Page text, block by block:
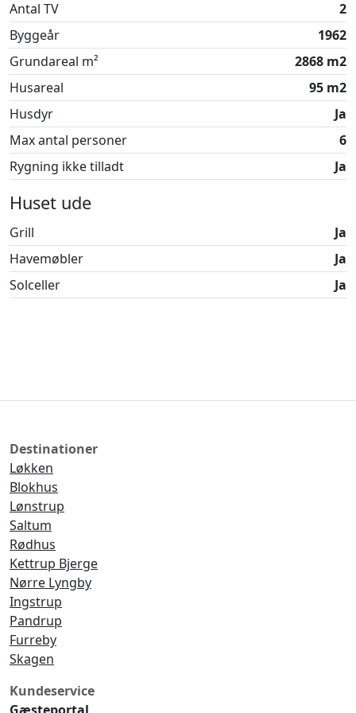
med sig.
Lej dette skønne sommerhus i dag og få selv
fornemmelsen af den skønne bolig i de dejlige
omgivelser!
Sommerhuset er røgfrit og ungdomsgrupper er ikke
tilladt.
Antal TV
2
Byggeår
1962
Grundareal m²
2868 m2
Husareal
95 m2
Husdyr
Ja
Max antal personer
6
Rygning ikke tilladt
Ja
Huset ude
Grill
Ja
Havemøbler
Ja
Solceller
Ja
Destinationer
Løkken
Blokhus
Lønstrup
Saltum
Rødhus
Kettrup Bjerge
Nørre Lyngby
Ingstrup
Pandrup
Furreby
Skagen
Kundeservice